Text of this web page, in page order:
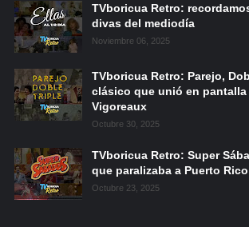
TVboricua Retro:
divas del mediodía
Noviembre 06, 2025
TVboricua Retro: Parejo,
clásico que unió en pantalla
Vigoreaux
Octubre 30, 2025
TVboricua Retro: Super
que paralizaba a Puerto Rico
Octubre 23, 2025